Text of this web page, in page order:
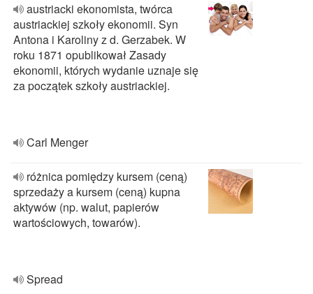
austriacki ekonomista, twórca
austriackiej szkoły ekonomii. Syn
Antona i Karoliny z d. Gerzabek. W
roku 1871 opublikował Zasady
ekonomii, których wydanie uznaje się
za początek szkoły austriackiej.
Carl Menger
różnica pomiędzy kursem (ceną)
sprzedaży a kursem (ceną) kupna
aktywów (np. walut, papierów
wartościowych, towarów).
Spread